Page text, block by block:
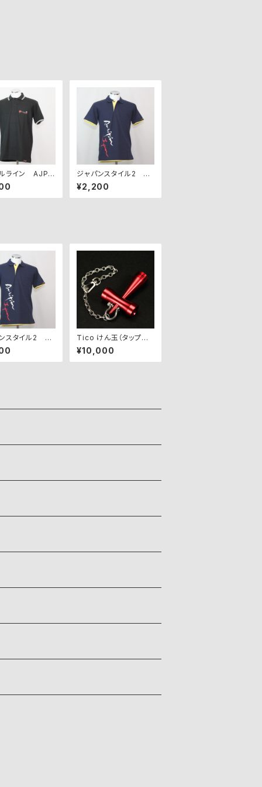
ライン AJP-
ウトレット】
ジャパンスタイル2 AJ
P-JS2-NY【アウトレッ
ト】
¥2,200
スタイル2 AJ
【アウトレッ
Tico けん玉（タップス
カッファー）【赤】
¥10,000